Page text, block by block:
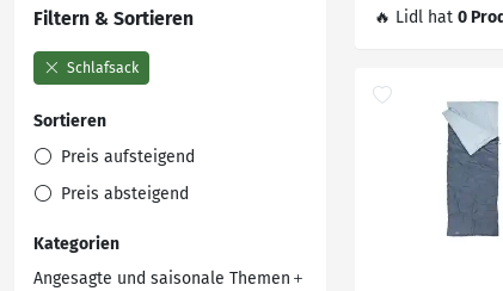
Filtern & Sortieren
Schlafsack
Sortieren
Preis aufsteigend
Preis absteigend
Kategorien
Angesagte und saisonale Themen
🔥 Lidl hat 0